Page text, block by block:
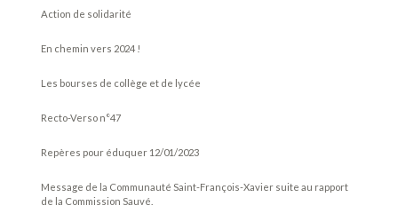
Action de solidarité
En chemin vers 2024 !
Les bourses de collège et de lycée
Recto-Verso n°47
Repères pour éduquer 12/01/2023
Message de la Communauté Saint-François-Xavier suite au rapport
de la Commission Sauvé.